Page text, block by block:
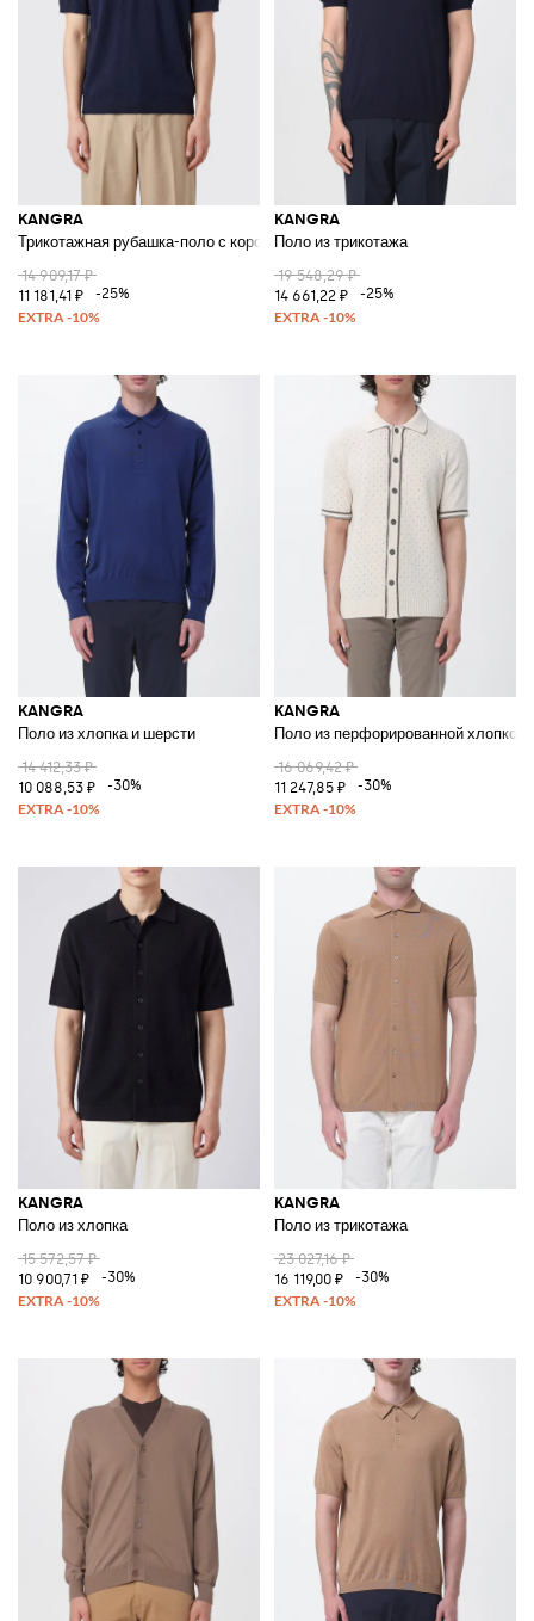
KANGRA
Трикотажная рубашка-поло с короткими рукавами из шелка и кашемира
14 909,17 ₽
11 181,41 ₽
-25%
KANGRA
Поло из трикотажа
19 548,29 ₽
14 661,22 ₽
-25%
KANGRA
Поло из хлопка и шерсти
14 412,33 ₽
10 088,53 ₽
-30%
KANGRA
Поло из перфорированной
16 069,42 ₽
11 247,85 ₽
-30%
KANGRA
Поло из хлопка
15 572,57 ₽
10 900,71 ₽
-30%
KANGRA
Поло из трикотажа
23 027,16 ₽
16 119,00 ₽
-30%